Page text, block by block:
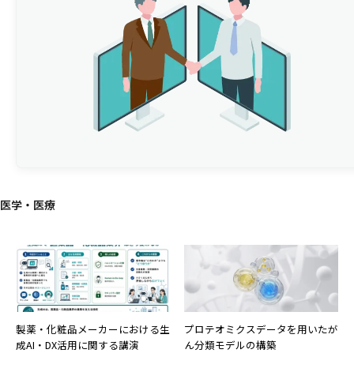
医学・医療
製薬・化粧品メーカーにおける生
成AI・DX活用に関する講演
プロテオミクスデータを用いたが
ん分類モデルの構築